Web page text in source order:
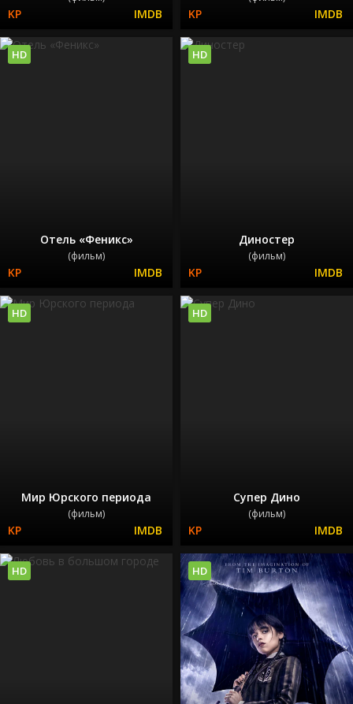
Отель «Феникс»
(фильм)
HD
Диностер
(фильм)
HD
Мир Юрского периода
(фильм)
HD
Супер Дино
(фильм)
HD
HD HD